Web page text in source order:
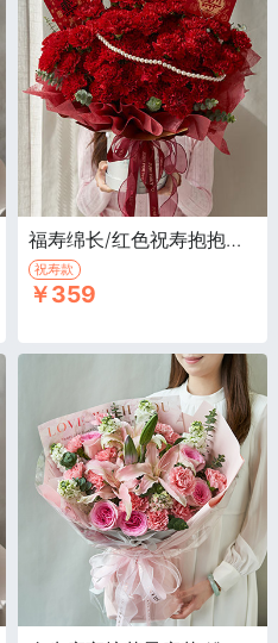
福寿绵长/红色祝寿抱抱桶·红色康乃馨66枝，尤加利叶15枝
祝寿款
￥359